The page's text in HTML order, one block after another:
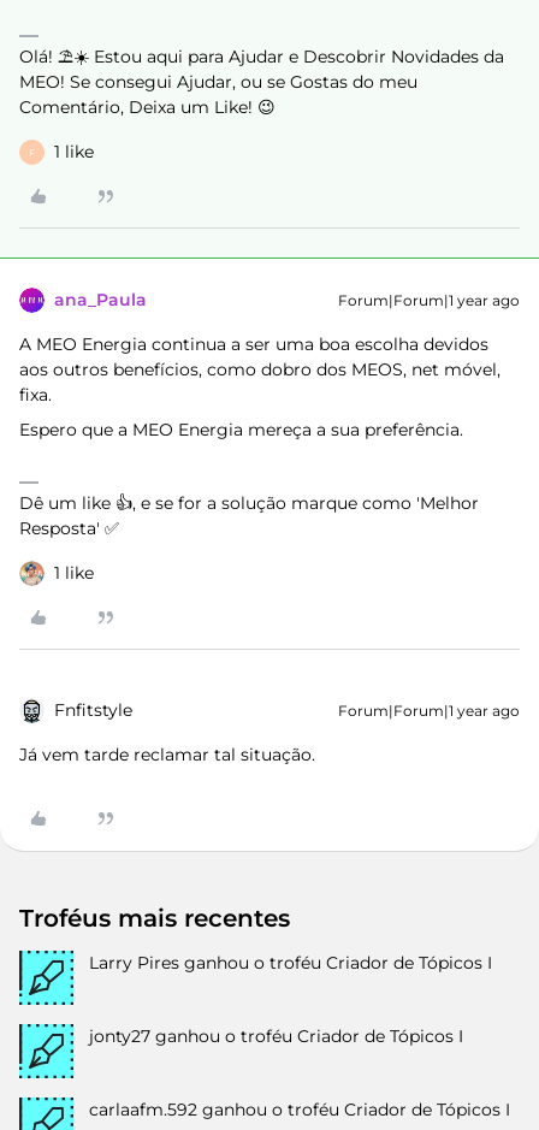
Olá! ⛱️☀️ Estou aqui para Ajudar e Descobrir Novidades da
MEO! Se consegui Ajudar, ou se Gostas do meu
Comentário, Deixa um Like! 😉
F 1 like
ana_Paula Forum|Forum|1 year ago
A MEO Energia continua a ser uma boa escolha devidos
aos outros benefícios, como dobro dos MEOS, net móvel,
fixa.
Espero que a MEO Energia mereça a sua preferência.
Dê um like 👍, e se for a solução marque como 'Melhor
Resposta' ✅
1 like
Fnfitstyle Forum|Forum|1 year ago
Já vem tarde reclamar tal situação.
Troféus mais recentes
Larry Pires ganhou o troféu Criador de Tópicos I
jonty27 ganhou o troféu Criador de Tópicos I
carlaafm.592 ganhou o troféu Criador de Tópicos I